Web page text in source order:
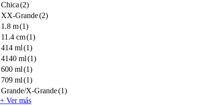
Chica(2)
XX-Grande(2)
1.8 m(1)
11.4 cm(1)
414 ml(1)
4140 ml(1)
600 ml(1)
709 ml(1)
Grande/X-Grande(1)
+ Ver más